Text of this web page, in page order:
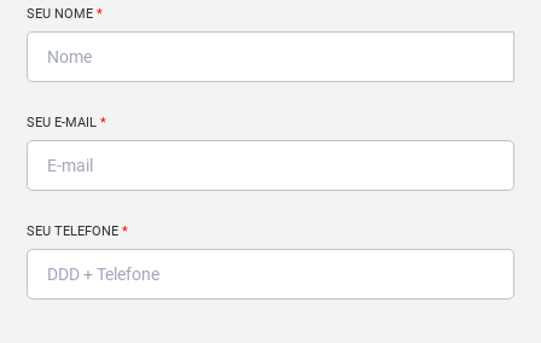
SEU NOME*
SEU E-MAIL*
SEU TELEFONE*